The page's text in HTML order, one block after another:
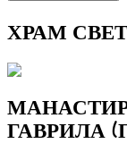
ХРАМ
ГАВРИЛА